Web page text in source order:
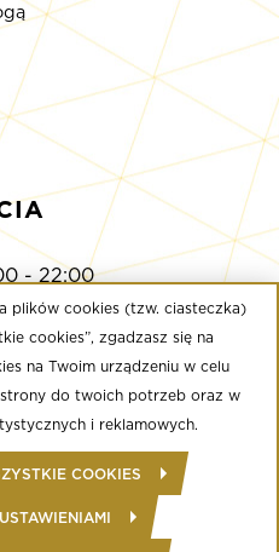
- 22:00
- do ostatniego seansu
7
plików cookies (tzw. ciasteczka)
cookies”, zgadzasz się na
na Twoim urządzeniu w celu
do twoich potrzeb oraz w
i reklamowych.
COOKIES